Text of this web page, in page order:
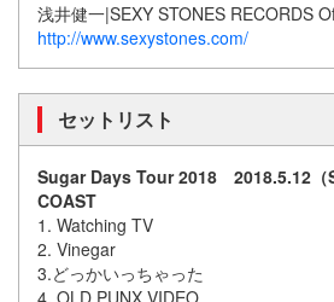
浅井健一|SEXY STONES RECORDS
http://www.sexystones.com/
セットリスト
Sugar Days Tour 2018 2018.5.12（
COAST
1. Watching TV
2. Vinegar
3.どっかいっちゃった